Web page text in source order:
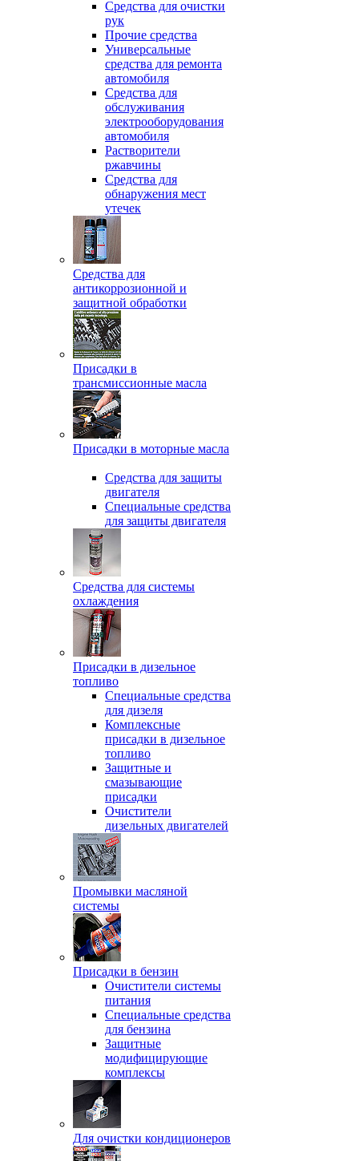
Средства для очистки
рук
Прочие средства
Универсальные
средства для ремонта
автомобиля
Средства для
обслуживания
электрооборудования
автомобиля
Растворители
ржавчины
Средства для
обнаружения мест
утечек
Средства для
антикоррозионной и
защитной обработки
Присадки в
трансмиссионные масла
Присадки в моторные масла
Средства для защиты
двигателя
Специальныe средства
для защиты двигателя
Средства для системы
охлаждения
Присадки в дизельное
топливо
Спeциальные средства
для дизеля
Комплексные
присадки в дизельное
топливо
Защитные и
смазывающие
присадки
Очистители
дизельных двигателей
Промывки масляной
системы
Присадки в бензин
Очистители системы
питания
Специальные срeдства
для бензина
Защитные
модифицирующие
комплексы
Для очистки кондиционеров